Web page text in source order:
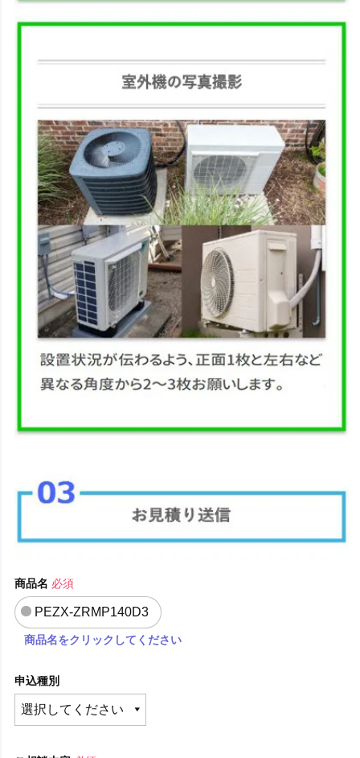
商品名 必須
PEZX-ZRMP140D3
商品名をクリックしてください
申込種別